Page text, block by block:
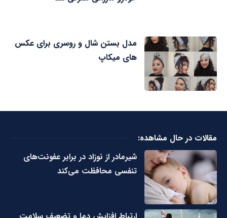
مدل بستن شال و روسری برای عکس
های میکاپ
مقالات در حال مشاهده:
شیرمادر از نوزاد در برابر عفونت‌های
تنفسی محافظت می‌کند